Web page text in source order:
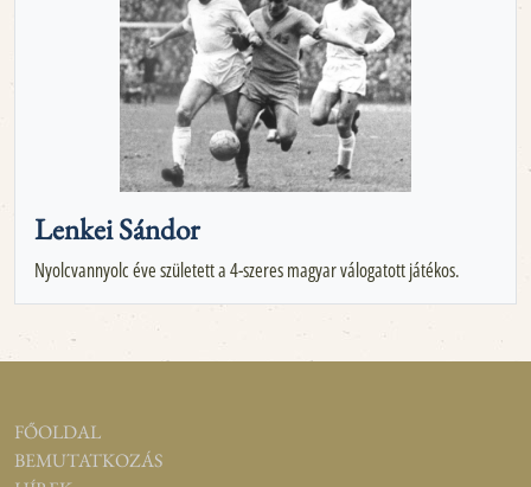
Lenkei Sándor
Nyolcvannyolc éve született a 4-szeres magyar válogatott játékos.
BEMUTATKOZÁS
FŐOLDAL